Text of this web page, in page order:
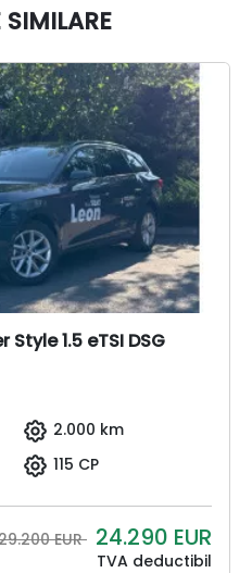
SIMILARE
1.5 eTSI DSG
2.000 km
115 CP
EUR 24.290 EUR
TVA deductibil